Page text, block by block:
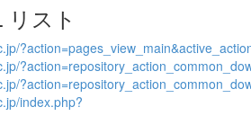
スト
index.php?